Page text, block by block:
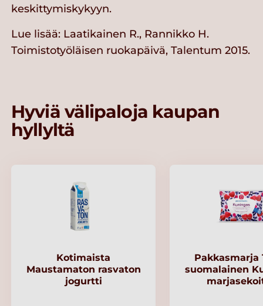
keskittymiskykyyn.
Lue lisää: Laatikainen R., Rannikko H.
Toimistotyöläisen ruokapäivä, Talentum 2015.
Hyviä välipaloja kaupan
hyllyltä
Kotimaista
Maustamaton rasvaton
jogurtti
Pakkasmarja
suomalainen